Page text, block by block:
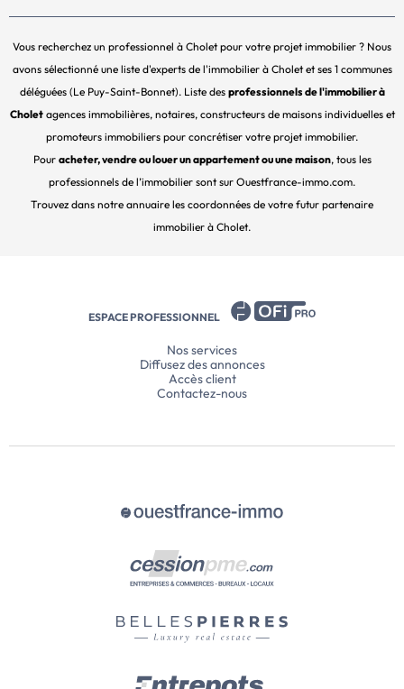
Vous recherchez un professionnel à Cholet pour votre projet immobilier ? Nous
avons sélectionné une liste d'experts de l'immobilier à Cholet et ses 1 communes
déléguées (Le Puy-Saint-Bonnet). Liste des professionnels de l'immobilier à
Choletagences immobilières, notaires, constructeurs de maisons individuelles et
promoteurs immobiliers pour concrétiser votre projet immobilier.
Pour acheter, vendre ou louer un appartement ou une maison, tous les
professionnels de l’immobilier sont sur Ouestfrance-immo.com.
Trouvez dans notre annuaire les coordonnées de votre futur partenaire
immobilier à Cholet.
ESPACE PROFESSIONNEL
Nos services
Diffusez des annonces
Accès client
Contactez-nous